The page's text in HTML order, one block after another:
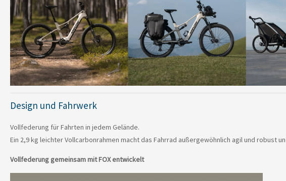
Design und Fahrwerk
Vollfederung für Fahrten in jedem Gelände.
Ein 2,9 kg leichter Vollcarbonrahmen macht das Fahrrad außergewöhnlich agil und robust
Vollfederung gemeinsam mit FOX entwickelt